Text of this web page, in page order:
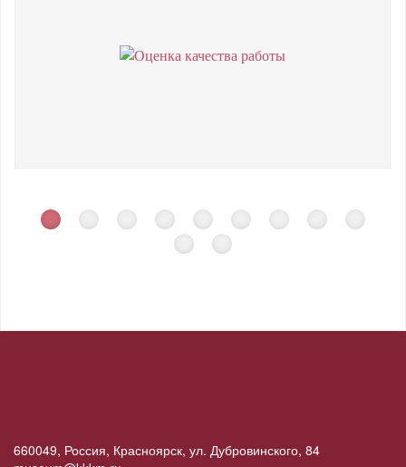
660049, Россия, Красноярск, ул. Дубровинского, 84